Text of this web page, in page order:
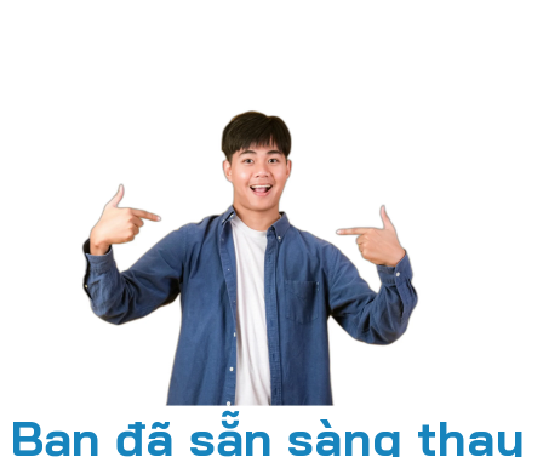
Bạn đã sẵn sàng thay